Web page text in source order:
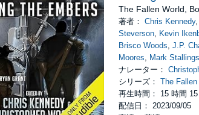
The Fallen World,
著者： Chris Kennedy,
Steverson, Kevin
Brisco Woods J.P.
Moores
Mark Stallings
ナレーター：
シリーズ： The Fallen
再生時間： 15 時間
配信日： 2023/09/05